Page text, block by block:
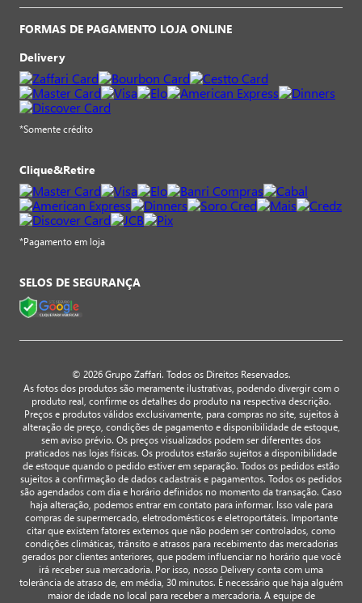
FORMAS DE PAGAMENTO LOJA ONLINE
Delivery
*Somente crédito
Clique&Retire
*Pagamento em loja
SELOS DE SEGURANÇA
© 2026 Grupo Zaffari. Todos os Direitos Reservados.
As fotos dos produtos são meramente ilustrativas, podendo divergir com o
produto real, confirme os detalhes do produto na respectiva descrição.
Preços e produtos válidos exclusivamente, para compras no site, sujeitos à
alteração de preço, condições de pagamento e disponibilidade de estoque,
sem aviso prévio. Os preços visualizados podem ser diferentes dos
praticados nas lojas físicas. Os produtos estarão sujeitos a disponibilidade
de estoque quando o pedido estiver em separação. Todos os pedidos estão
sujeitos a confirmação de dados cadastrais e pagamentos. Todos os pedidos
são agendados com dia e horário definidos no momento da transação. Caso
haja alteração, podemos entrar em contato para informar. Isso vale para
compras de supermercado, eletrodomésticos e eletroportáteis. Importante
citar que existem fatores externos que não podem ser controlados, como
condições climáticas, trânsito e atrasos para recebimento das mercadorias
gerados por clientes anteriores, que podem influenciar no horário que você
irá receber sua mercadoria. Por isso, nosso Delivery conta com uma
tolerância de atraso de, em média, 30 minutos. É necessário que haja alguém
maior de idade no local para receber a mercadoria. A equipe de